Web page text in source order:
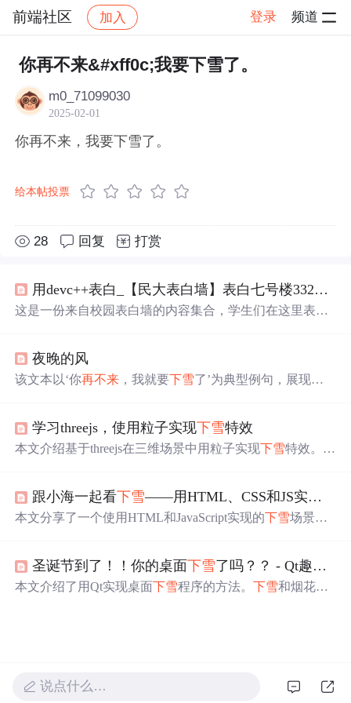
前端社区 加入 登录 频道
社区 前端社区 感慨 帖子详情
你再不来&#xff0c;我要下雪了。
m0_71099030
2025-02-01
你再不来，我要下雪了。
给本帖投票
28 回复 打赏
用devc++表白_【民大表白墙】表白七号楼332进门右面下铺哥哥的第四天。你
这是一份来自校园表白墙的内容集合，学生们在这里表达
夜晚的风
该文本以‘你再不来 ，我就要下雪了’为典型例句，展现文
间构建语义映射，属于数字人文与计算语言学交叉分析中
的文本情感建模基础案例。
学习threejs，使用粒子实现下雪特效
本文介绍基于threejs在三维场景中用粒子实现下雪特效。先
路，如初始化渲染器、场景、相机、光源等，还给出了代
码样例。
跟小海一起看下雪——用HTML、CSS和JS实现简单的
本文分享了一个使用HTML和JavaScript实现的下雪场景De
程。读者可以在评论区互动，还有机会赢取书籍奖品。
圣诞节到了！！你的桌面下雪了吗？？ - Qt趣味开发之让你的桌面
本文介绍了用Qt实现桌面 下雪程序的方法。 下雪和烟花效
说点什么…